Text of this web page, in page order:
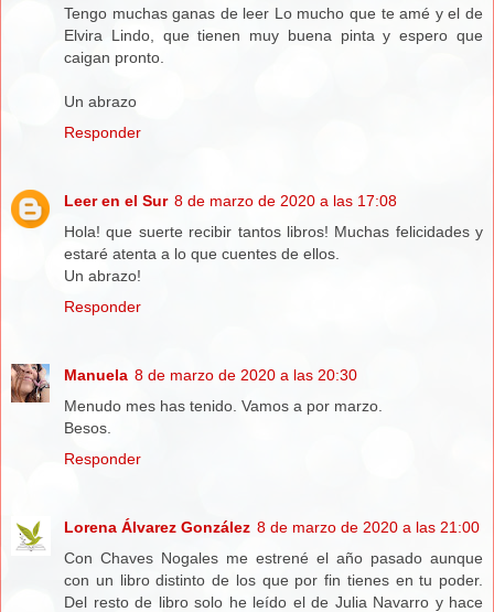
Tengo muchas ganas de leer Lo mucho que te amé y el de
Elvira Lindo, que tienen muy buena pinta y espero que
caigan pronto.
Un abrazo
Responder
Leer en el Sur 8 de marzo de 2020 a las 17:08
Hola! que suerte recibir tantos libros! Muchas felicidades y
estaré atenta a lo que cuentes de ellos.
Un abrazo!
Responder
Manuela 8 de marzo de 2020 a las 20:30
Menudo mes has tenido. Vamos a por marzo.
Besos.
Responder
Lorena Álvarez González 8 de marzo de 2020 a las 21:00
Con Chaves Nogales me estrené el año pasado aunque
con un libro distinto de los que por fin tienes en tu poder.
Del resto de libro solo he leído el de Julia Navarro y hace